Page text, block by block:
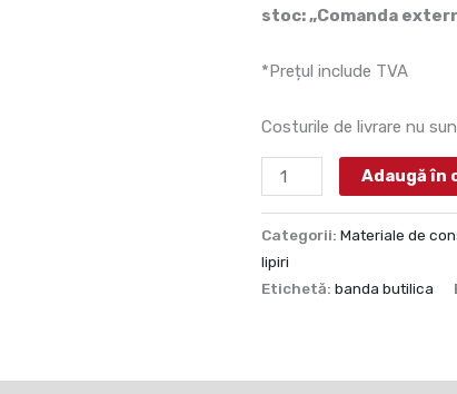
stoc: „Comanda
*Prețul include TVA
Costurile de livrare nu
Adaugă în
Categorii:Materiale de
lipiri
Etichetă:banda butilica